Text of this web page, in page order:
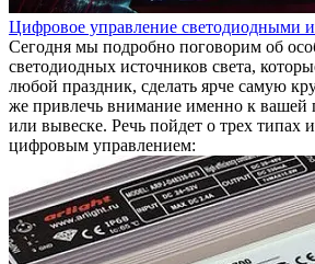
Цифровое управление светодиодными
Сегодня мы подробно поговорим об
светодиодных источников света,
любой праздник, сделать ярче самую
же привлечь внимание именно к вашей
или вывеске. Речь пойдет о трех типах
цифровым управлением: